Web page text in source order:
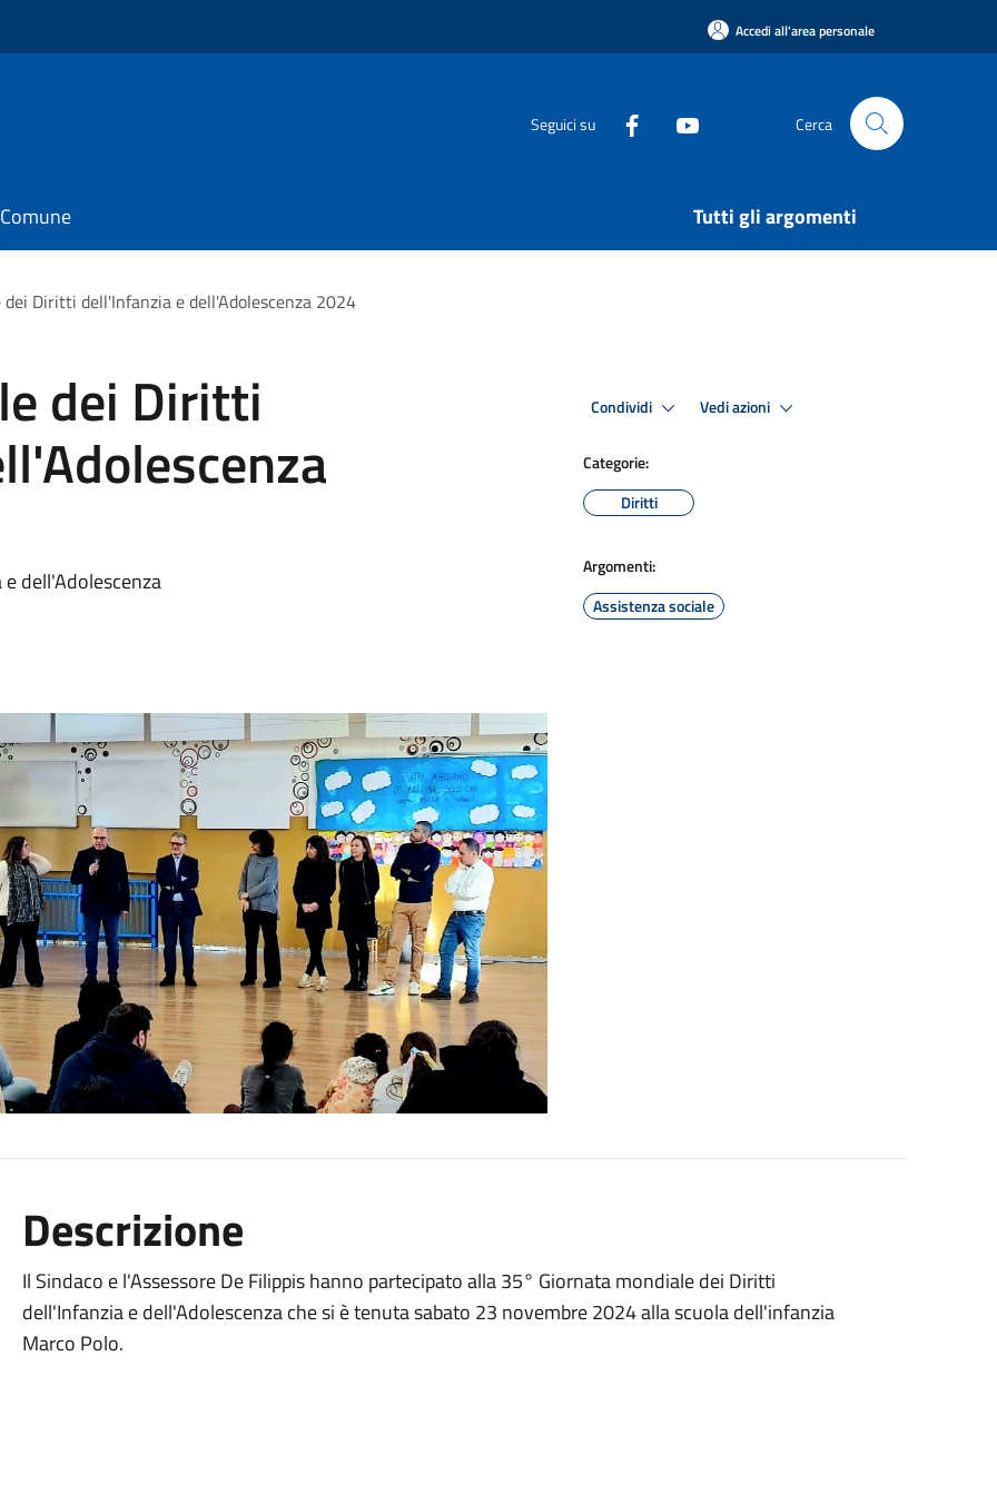
Accedi all'area personale
Seguici su Cerca
Tutti gli argomenti
Diritti dell'Infanzia e dell'Adolescenza 2024
dei Diritti
dell'Adolescenza
Condividi Vedi azioni
Categorie:
Diritti
Argomenti:
Assistenza sociale
Descrizione
Il Sindaco e l'Assessore De Filippis hanno partecipato alla 35° Giornata mondiale dei Diritti
dell'Infanzia e dell'Adolescenza che si è tenuta sabato 23 novembre 2024 alla scuola dell'infanzia
Marco Polo.